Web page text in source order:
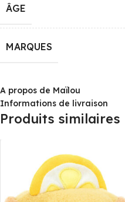
ÂGE
MARQUES
A propos de Maïlou
Informations de livraison
Produits similaires